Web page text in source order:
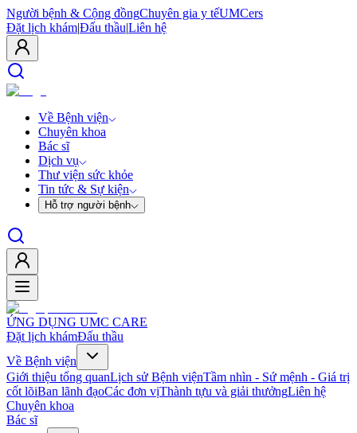
Người bệnh & Cộng đồngChuyên gia y tếUMCers
Đặt lịch khám|Đấu thầu|Liên hệ
Về Bệnh viện
Chuyên khoa
Bác sĩ
Dịch vụ
Thư viện sức khỏe
Tin tức & Sự kiện
Hỗ trợ người bệnh
ỨNG DỤNG UMC CARE
Đặt lịch khámĐấu thầu
Về Bệnh viện
Giới thiệu tổng quanLịch sử Bệnh việnTầm nhìn - Sứ mệnh - Giá trị
cốt lõiBan lãnh đạoCác đơn vịThành tựu và giải thưởngLiên hệ
Chuyên khoa
Bác sĩ